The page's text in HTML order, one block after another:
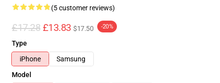
(5 customer reviews)
£17.28 £13.83 $17.50 -20%
Type
iPhone
Samsung
Model